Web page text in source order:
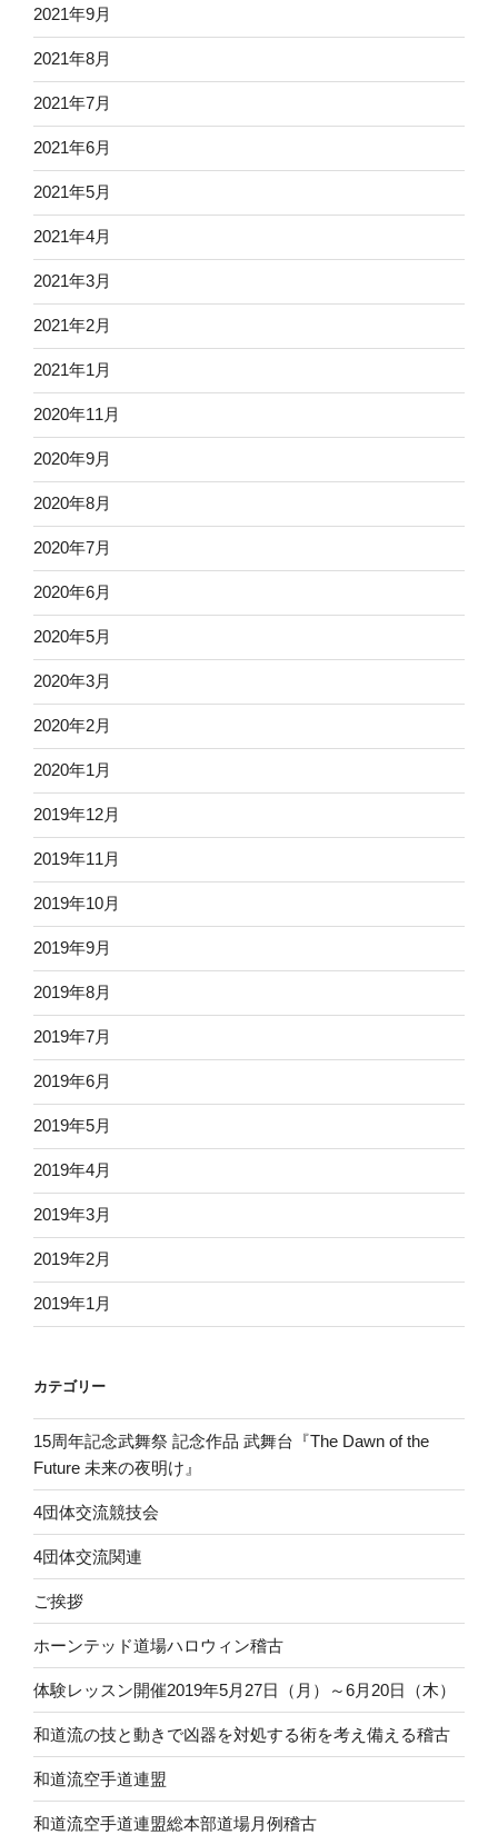
2021年9月
2021年8月
2021年7月
2021年6月
2021年5月
2021年4月
2021年3月
2021年2月
2021年1月
2020年11月
2020年9月
2020年8月
2020年7月
2020年6月
2020年5月
2020年3月
2020年2月
2020年1月
2019年12月
2019年11月
2019年10月
2019年9月
2019年8月
2019年7月
2019年6月
2019年5月
2019年4月
2019年3月
2019年2月
2019年1月
カテゴリー
15周年記念武舞祭 記念作品 武舞台『The Dawn of the
Future 未来の夜明け』
4団体交流競技会
4団体交流関連
ご挨拶
ホーンテッド道場ハロウィン稽古
体験レッスン開催2019年5月27日（月）～6月20日（木）
和道流の技と動きで凶器を対処する術を考え備える稽古
和道流空手道連盟
和道流空手道連盟総本部道場月例稽古